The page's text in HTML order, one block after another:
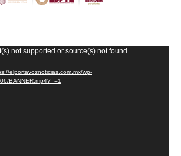
not supported or source(s) not found
elportavoznoticias.com.mx/wp-
BANNER.mp4?_=1